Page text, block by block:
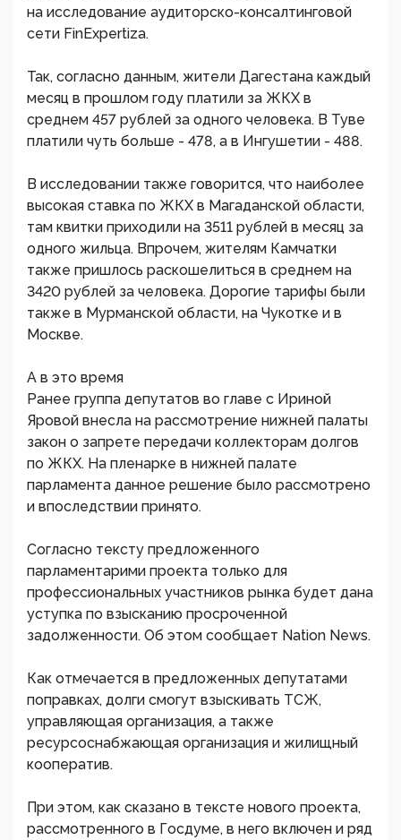
на исследование аудиторско-консалтинговой
сети FinExpertiza.
Так, согласно данным, жители Дагестана каждый
месяц в прошлом году платили за ЖКХ в
среднем 457 рублей за одного человека. В Туве
платили чуть больше - 478, а в Ингушетии - 488.
В исследовании также говорится, что наиболее
высокая ставка по ЖКХ в Магаданской области,
там квитки приходили на 3511 рублей в месяц за
одного жильца. Впрочем, жителям Камчатки
также пришлось раскошелиться в среднем на
3420 рублей за человека. Дорогие тарифы были
также в Мурманской области, на Чукотке и в
Москве.
А в это время
Ранее группа депутатов во главе с Ириной
Яровой внесла на рассмотрение нижней палаты
закон о запрете передачи коллекторам долгов
по ЖКХ. На пленарке в нижней палате
парламента данное решение было рассмотрено
и впоследствии принято.
Согласно тексту предложенного
парламентарими проекта только для
профессиональных участников рынка будет дана
уступка по взысканию просроченной
задолженности. Об этом сообщает Nation News.
Как отмечается в предложенных депутатами
поправках, долги смогут взыскивать ТСЖ,
управляющая организация, а также
ресурсоснабжающая организация и жилищный
кооператив.
При этом, как сказано в тексте нового проекта,
рассмотренного в Госдуме, в него включен и ряд